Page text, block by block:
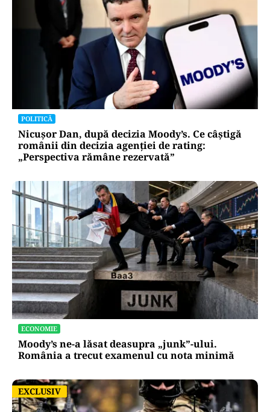
POLITICĂ
Nicușor Dan, după decizia Moody’s. Ce câștigă
românii din decizia agenției de rating:
„Perspectiva rămâne rezervată”
ECONOMIE
Moody’s ne-a lăsat deasupra „junk”-ului.
România a trecut examenul cu nota minimă
EXCLUSIV
EXCLUSIV